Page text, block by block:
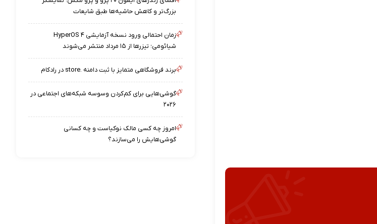
بزرگ‌تر و کاهش حاشیه‌ها طبق شایعات
زمان احتمالی ورود نسخه آزمایشی HyperOS ۴
شیائومی؛ تیزرها از ۱۵ مرداد منتشر می‌شوند
برند فروشگاهی متمایز با ثبت دامنه .store در رادکام
گوشی‌هایی برای کم‌کردن وسوسه شبکه‌های اجتماعی در
۲۰۲۶
امروز چه کسی مالک نوکیاست و چه کسانی
گوشی‌هایش را می‌سازند؟